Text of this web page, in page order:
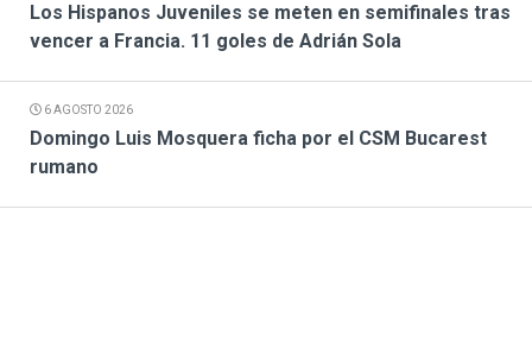
Los Hispanos Juveniles se meten en semifinales tras
vencer a Francia. 11 goles de Adrián Sola
6 AGOSTO 2026
Domingo Luis Mosquera ficha por el CSM Bucarest
rumano